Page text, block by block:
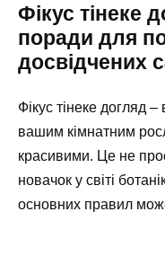
Фікус тінеке
поради для
досвідчених
Фікус тінеке догляд
вашим кімнатним
красивими. Це не
новачок у світі
основних правил